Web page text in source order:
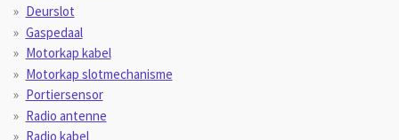
Deurslot
Gaspedaal
Motorkap kabel
Motorkap slotmechanisme
Portiersensor
Radio antenne
Radio kabel